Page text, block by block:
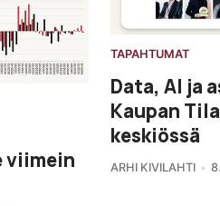
viimein
TAPAHTUMAT
Data, AI ja
Kaupan
keskiössä
ARHI KIVILAHTI